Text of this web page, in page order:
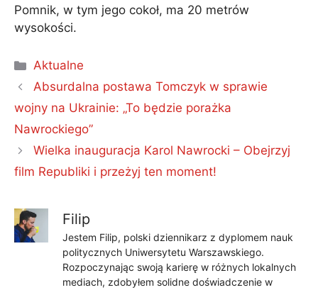
Pomnik, w tym jego cokoł, ma 20 metrów
wysokości.
Kategorie
Aktualne
Absurdalna postawa Tomczyk w sprawie
wojny na Ukrainie: „To będzie porażka
Nawrockiego”
Wielka inauguracja Karol Nawrocki – Obejrzyj
film Republiki i przeżyj ten moment!
Filip
Jestem Filip, polski dziennikarz z dyplomem nauk
politycznych Uniwersytetu Warszawskiego.
Rozpoczynając swoją karierę w różnych lokalnych
mediach, zdobyłem solidne doświadczenie w